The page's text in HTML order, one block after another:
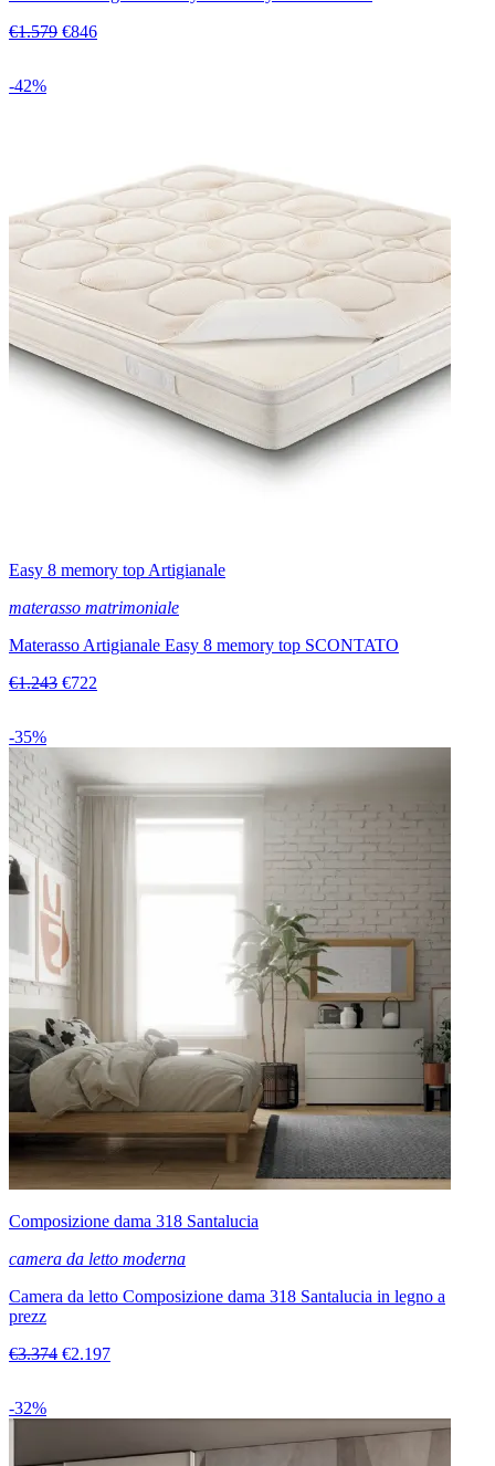
€1.579 €846
-42%
Easy 8 memory top Artigianale
materasso matrimoniale
Materasso Artigianale Easy 8 memory top SCONTATO
€1.243 €722
-35%
Composizione dama 318 Santalucia
camera da letto moderna
Camera da letto Composizione dama 318 Santalucia in legno a
prezz
€3.374 €2.197
-32%